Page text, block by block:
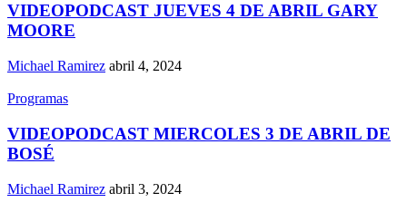
VIDEOPODCAST JUEVES 4 DE ABRIL GARY
MOORE
Michael Ramirez abril 4, 2024
Programas
VIDEOPODCAST MIERCOLES 3 DE ABRIL DE
BOSÉ
Michael Ramirez abril 3, 2024